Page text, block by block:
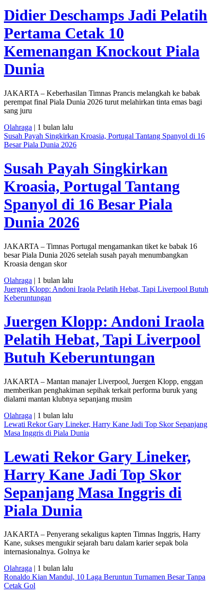
Didier Deschamps Jadi Pelatih
Pertama Cetak 10
Kemenangan Knockout Piala
Dunia
JAKARTA – Keberhasilan Timnas Prancis melangkah ke babak
perempat final Piala Dunia 2026 turut melahirkan tinta emas bagi
sang juru
Olahraga | 1 bulan lalu
Susah Payah Singkirkan Kroasia, Portugal Tantang Spanyol di 16
Besar Piala Dunia 2026
Susah Payah Singkirkan
Kroasia, Portugal Tantang
Spanyol di 16 Besar Piala
Dunia 2026
JAKARTA – Timnas Portugal mengamankan tiket ke babak 16
besar Piala Dunia 2026 setelah susah payah menumbangkan
Kroasia dengan skor
Olahraga | 1 bulan lalu
Juergen Klopp: Andoni Iraola Pelatih Hebat, Tapi Liverpool Butuh
Keberuntungan
Juergen Klopp: Andoni Iraola
Pelatih Hebat, Tapi Liverpool
Butuh Keberuntungan
JAKARTA – Mantan manajer Liverpool, Juergen Klopp, enggan
memberikan penghakiman sepihak terkait performa buruk yang
dialami mantan klubnya sepanjang musim
Olahraga | 1 bulan lalu
Lewati Rekor Gary Lineker, Harry Kane Jadi Top Skor Sepanjang
Masa Inggris di Piala Dunia
Lewati Rekor Gary Lineker,
Harry Kane Jadi Top Skor
Sepanjang Masa Inggris di
Piala Dunia
JAKARTA – Penyerang sekaligus kapten Timnas Inggris, Harry
Kane, sukses mengukir sejarah baru dalam karier sepak bola
internasionalnya. Golnya ke
Olahraga | 1 bulan lalu
Ronaldo Kian Mandul, 10 Laga Beruntun Turnamen Besar Tanpa
Cetak Gol